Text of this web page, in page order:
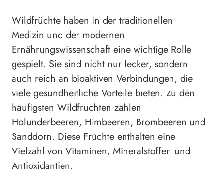
Wildfrüchte haben in der traditionellen
Medizin und der modernen
Ernährungswissenschaft eine wichtige Rolle
gespielt. Sie sind nicht nur lecker, sondern
auch reich an bioaktiven Verbindungen, die
viele gesundheitliche Vorteile bieten. Zu den
häufigsten Wildfrüchten zählen
Holunderbeeren, Himbeeren, Brombeeren und
Sanddorn. Diese Früchte enthalten eine
Vielzahl von Vitaminen, Mineralstoffen und
Antioxidantien.